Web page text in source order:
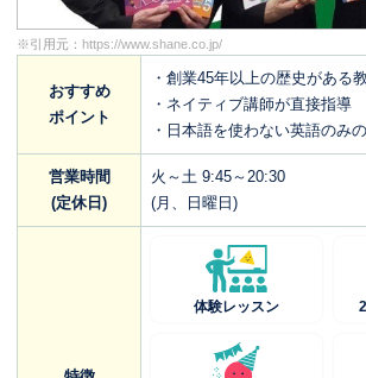
※引用元： https://www.shane.co.jp/
おすすめ
ポイント
・創業45年以上の歴史がある
・ネイティブ講師が直接指導
・日本語を使わない英語のみ
営業時間
(定休日)
火～土 9:45～20:30
(月、日曜日)
体験レッスン